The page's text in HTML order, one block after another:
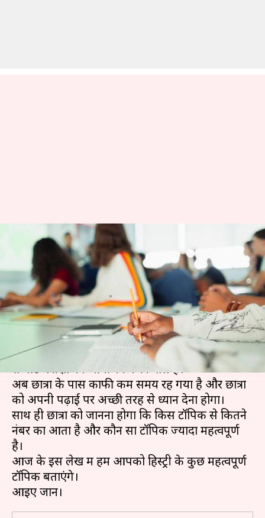
CBSE 12th Board Exam 2020:
हिस्ट्री में अच्छा स्कोर करने के लिए
इन टॉपिक्स को पढ़ें
लेखन मोना दीक्षित Jan 25, 2020 01:55 pm
केंद्रीय माध्यमिक शिक्षा बोर्ड (CBSE) 15 फरवरी, 2020
से बोर्ड परीक्षा का आयोजन करने वाले है।
अब छात्रों के पास काफी कम समय रह गया है और छात्रों
को अपनी पढ़ाई पर अच्छी तरह से ध्यान देना होगा।
साथ ही छात्रों को जानना होगा कि किस टॉपिक से कितने
नंबर का आता है और कौन सा टॉपिक ज्यादा महत्वपूर्ण
है।
आज के इस लेख में हम आपको हिस्ट्री के कुछ महत्वपूर्ण
टॉपिक बताएंगे।